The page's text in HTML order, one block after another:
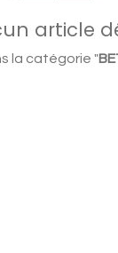
article
la catégorie "